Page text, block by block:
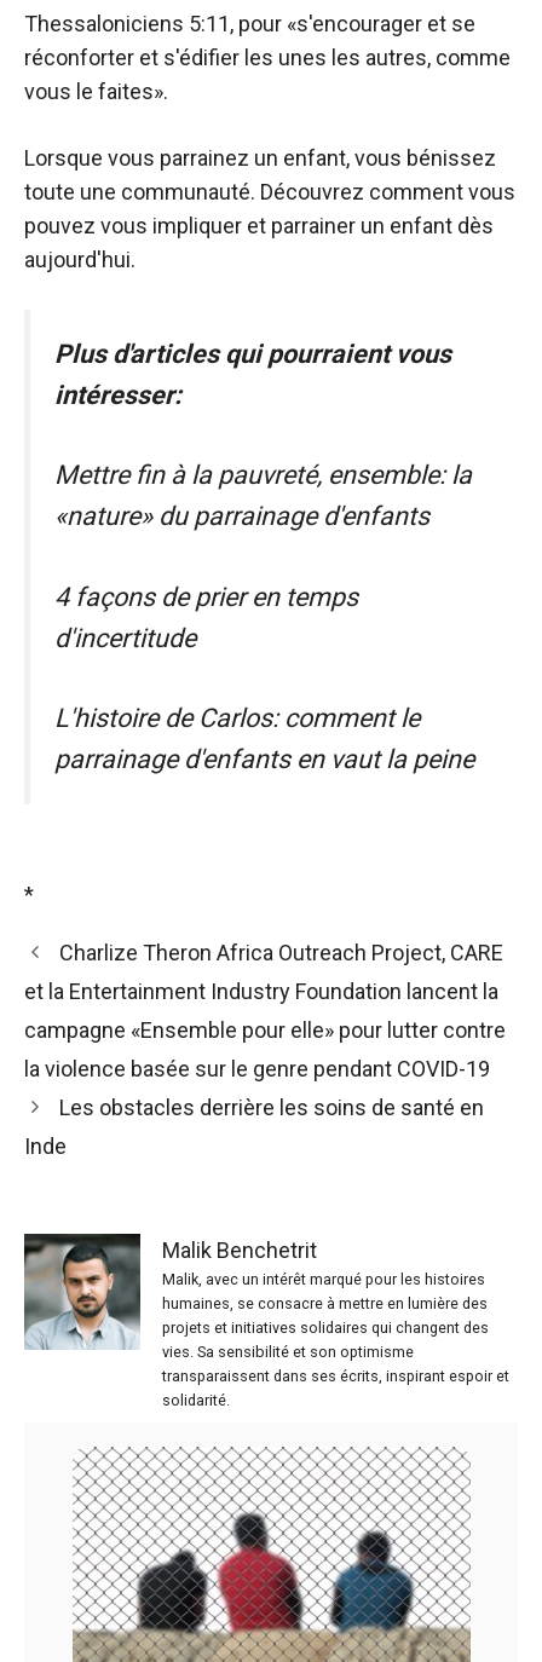
Thessaloniciens 5:11, pour «s'encourager et se
réconforter et s'édifier les unes les autres, comme
vous le faites».
Lorsque vous parrainez un enfant, vous bénissez
toute une communauté. Découvrez comment vous
pouvez vous impliquer et parrainer un enfant dès
aujourd'hui.
Plus d'articles qui pourraient vous
intéresser:
Mettre fin à la pauvreté, ensemble: la
«nature» du parrainage d'enfants
4 façons de prier en temps
d'incertitude
L'histoire de Carlos: comment le
parrainage d'enfants en vaut la peine
*
Charlize Theron Africa Outreach Project, CARE
et la Entertainment Industry Foundation lancent la
campagne «Ensemble pour elle» pour lutter contre
la violence basée sur le genre pendant COVID-19
Les obstacles derrière les soins de santé en
Inde
Malik Benchetrit
Malik, avec un intérêt marqué pour les histoires
humaines, se consacre à mettre en lumière des
projets et initiatives solidaires qui changent des
vies. Sa sensibilité et son optimisme
transparaissent dans ses écrits, inspirant espoir et
solidarité.